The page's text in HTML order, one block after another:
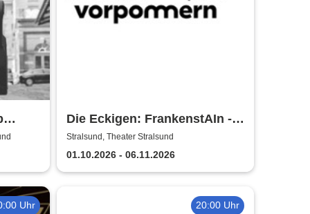
Die Eckigen: FrankenstAIn -
Theater Vorpommern
Stralsund, Theater Stralsund
01.10.2026 - 06.11.2026
Uhr 20:00 Uhr